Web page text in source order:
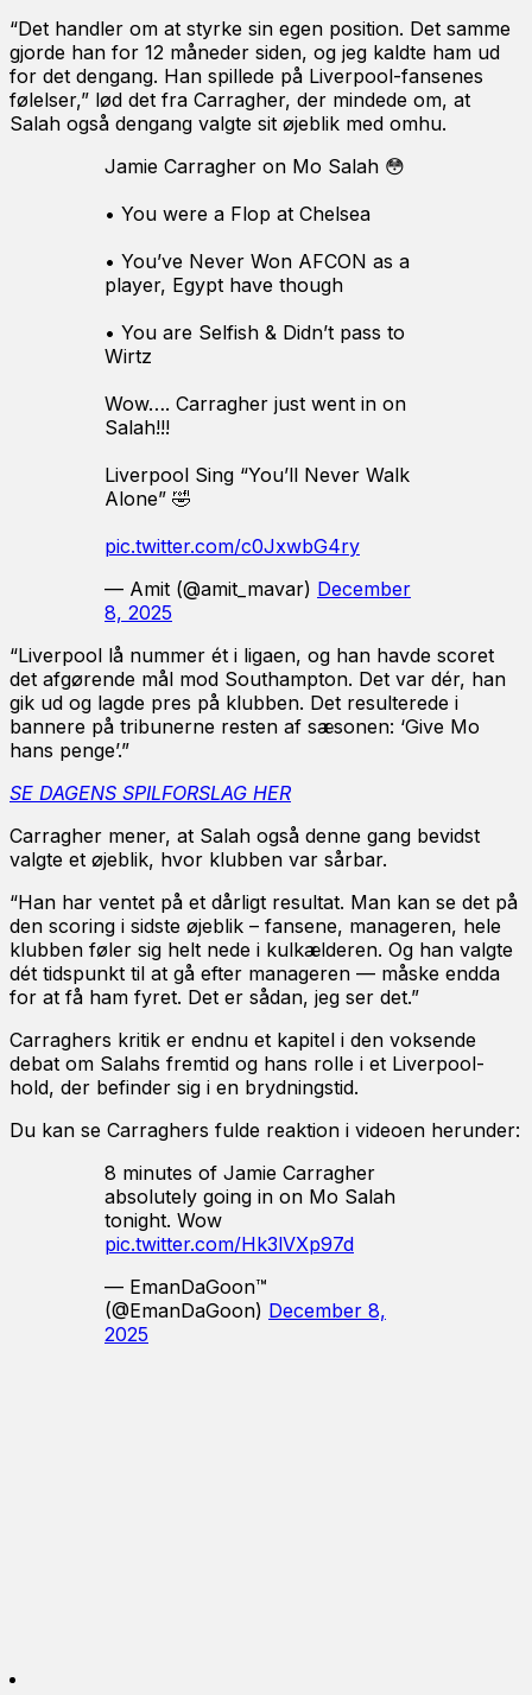
“Det handler om at styrke sin egen position. Det samme
gjorde han for 12 måneder siden, og jeg kaldte ham ud
for det dengang. Han spillede på Liverpool-fansenes
følelser,” lød det fra Carragher, der mindede om, at
Salah også dengang valgte sit øjeblik med omhu.
Jamie Carragher on Mo Salah 😳
• You were a Flop at Chelsea
• You’ve Never Won AFCON as a
player, Egypt have though
• You are Selfish & Didn’t pass to
Wirtz
Wow…. Carragher just went in on
Salah!!!
Liverpool Sing “You’ll Never Walk
Alone” 🤣
pic.twitter.com/c0JxwbG4ry
— Amit (@amit_mavar) December
8, 2025
“Liverpool lå nummer ét i ligaen, og han havde scoret
det afgørende mål mod Southampton. Det var dér, han
gik ud og lagde pres på klubben. Det resulterede i
bannere på tribunerne resten af sæsonen: ‘Give Mo
hans penge’.”
SE DAGENS SPILFORSLAG HER
Carragher mener, at Salah også denne gang bevidst
valgte et øjeblik, hvor klubben var sårbar.
“Han har ventet på et dårligt resultat. Man kan se det på
den scoring i sidste øjeblik – fansene, manageren, hele
klubben føler sig helt nede i kulkælderen. Og han valgte
dét tidspunkt til at gå efter manageren — måske endda
for at få ham fyret. Det er sådan, jeg ser det.”
Carraghers kritik er endnu et kapitel i den voksende
debat om Salahs fremtid og hans rolle i et Liverpool-
hold, der befinder sig i en brydningstid.
Du kan se Carraghers fulde reaktion i videoen herunder:
8 minutes of Jamie Carragher
absolutely going in on Mo Salah
tonight. Wow
pic.twitter.com/Hk3lVXp97d
— EmanDaGoon™
(@EmanDaGoon) December 8,
2025